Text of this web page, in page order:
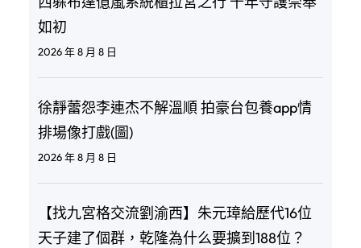
如初
2026 年 8 月 8 日
徐靜蕾怨李連杰不解溫順 拍豪台包養app情
排場像打戲(圖)
2026 年 8 月 8 日
【找九宮格交流劉渝西】朱元璋給歷代16位
天子建了個群，乾隆為什么要擴到188位？